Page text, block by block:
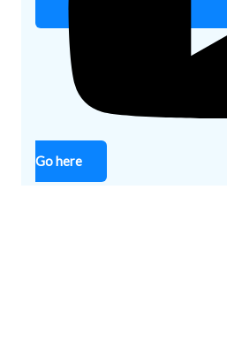
Go here